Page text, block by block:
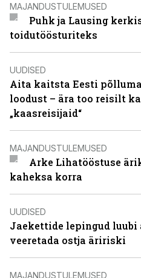
MAJANDUSTULEMUSED
Puhk ja Lausing
toidutöösturiteks
UUDISED
Aita kaitsta Eesti
loodust – ära too reisilt
„kaasreisijaid“
MAJANDUSTULEMUSED
Arke Lihatööstuse
kaheksa korra
UUDISED
Jaekettide lepingud
veeretada ostja äririski
MAJANDUSTULEMUSED